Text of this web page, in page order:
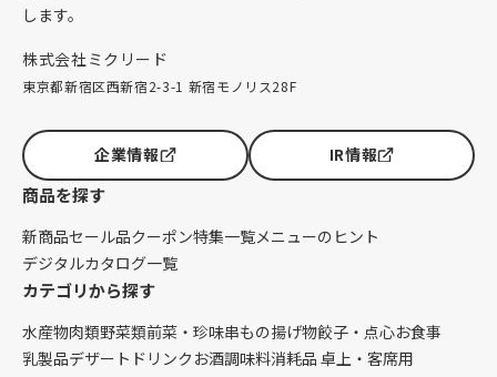
します。
株式会社ミクリード
東京都新宿区西新宿2-3-1 新宿モノリス28F
企業情報 IR情報
商品を探す
新商品セール品クーポン特集一覧メニューのヒント
デジタルカタログ一覧
カテゴリから探す
水産物肉類野菜類前菜・珍味串もの揚げ物餃子・点心お食事
乳製品デザート ドリンク お酒調味料消耗品 卓上・客席用